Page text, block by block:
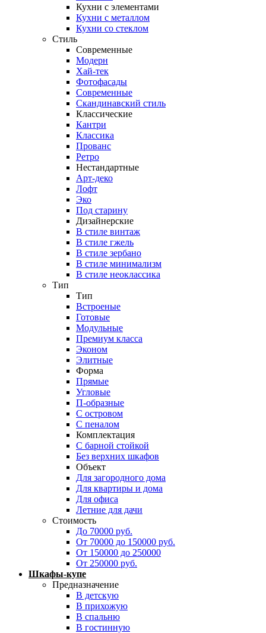
Кухни с элементами
Кухни с металлом
Кухни со стеклом
Стиль
Современные
Модерн
Хай-тек
Фотофасады
Современные
Скандинавский стиль
Классические
Кантри
Классика
Прованс
Ретро
Нестандартные
Арт-деко
Лофт
Эко
Под старину
Дизайнерские
В стиле винтаж
В стиле гжель
В стиле зербано
В стиле минимализм
В стиле неоклассика
Тип
Тип
Встроеные
Готовые
Модульные
Премиум класса
Эконом
Элитные
Форма
Прямые
Угловые
П-образные
С островом
С пеналом
Комплектация
C барной стойкой
Без верхних шкафов
Объект
Для загородного дома
Для квартиры и дома
Для офиса
Летние для дачи
Стоимость
До 70000 руб.
От 70000 до 150000 руб.
От 150000 до 250000
От 250000 руб.
Шкафы-купе
Предназначение
В детскую
В прихожую
В спальню
В гостинную